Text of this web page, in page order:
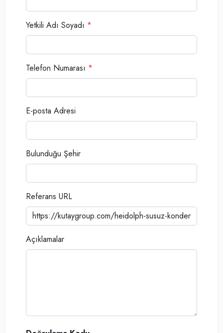
Yetkili Adı Soyadı *
Telefon Numarası *
E-posta Adresi
Bulunduğu Şehir
Referans URL
Açıklamalar